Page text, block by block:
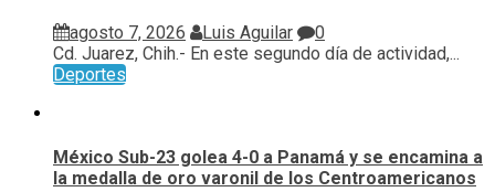
agosto 7, 2026 Luis Aguilar
0
Cd. Juarez, Chih.- En este segundo día de actividad,...
Deportes
México Sub-23 golea 4-0 a Panamá y se encamina a
la medalla de oro varonil de los Centroamericanos